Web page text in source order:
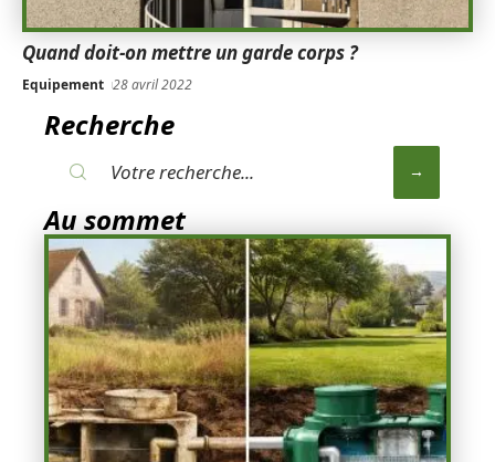
Quand doit-on mettre un garde corps ?
Equipement 28 avril 2022
Recherche
Au sommet